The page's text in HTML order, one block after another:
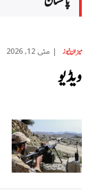
میزان نیوز مئی 12, 2026
ویڈیو